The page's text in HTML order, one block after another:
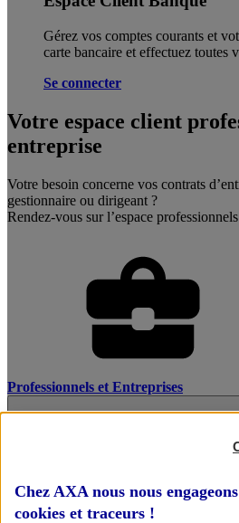
Gérez vos comptes courants et
carte bancaire et effectuez toutes
Se connecter
Votre espace client
entreprise
Votre besoin concerne vos contrats
gestionnaire ou dirigeant ?
Rendez-vous sur l’espace
Professionnels et Entreprises
Chez AXA nous nous
cookies et traceurs !